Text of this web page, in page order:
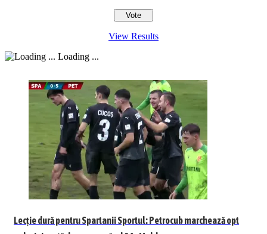
View Results
Loading ...
Lecție dură pentru Spartanii Sportul: Petrocub marchează opt